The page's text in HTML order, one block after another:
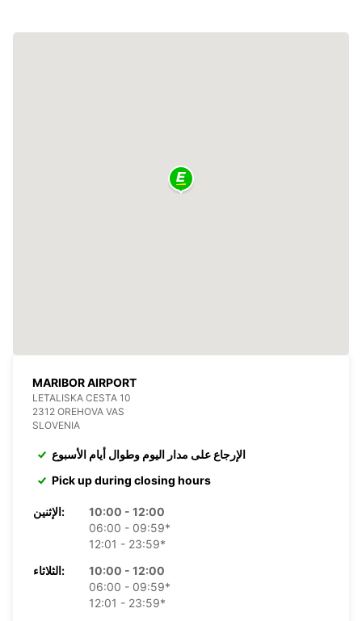
MARIBOR AIRPORT
LETALISKA CESTA 10
2312 OREHOVA VAS
SLOVENIA
الإرجاع على مدار اليوم وطوال أيام الأسبوع
Pick up during closing hours
الإثنين:
10:00 - 12:00
06:00 - 09:59*
12:01 - 23:59*
الثلاثاء:
10:00 - 12:00
06:00 - 09:59*
12:01 - 23:59*